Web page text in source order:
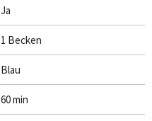
Ja
1 Becken
Blau
60 min